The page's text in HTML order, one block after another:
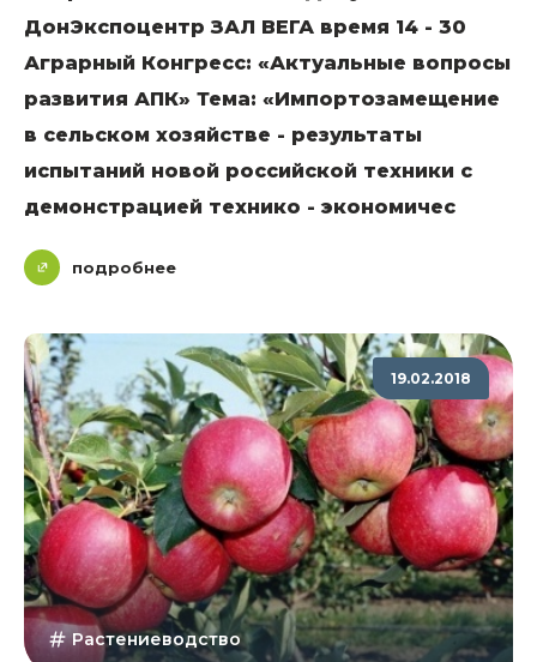
ДонЭкспоцентр ЗАЛ ВЕГА время 14 - 30
Аграрный Конгресс: «Актуальные вопросы
развития АПК» Тема: «Импортозамещение
в сельском хозяйстве - результаты
испытаний новой российской техники с
демонстрацией технико - экономичес
подробнее
19.02.2018
Растениеводство